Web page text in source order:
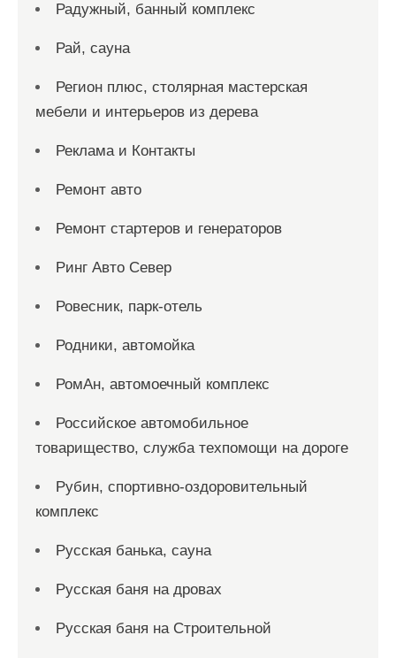
Радужный, банный комплекс
Рай, сауна
Регион плюс, столярная мастерская
мебели и интерьеров из дерева
Реклама и Контакты
Ремонт авто
Ремонт стартеров и генераторов
Ринг Авто Север
Ровесник, парк-отель
Родники, автомойка
РомАн, автомоечный комплекс
Российское автомобильное
товарищество, служба техпомощи на дороге
Рубин, спортивно-оздоровительный
комплекс
Русская банька, сауна
Русская баня на дровах
Русская баня на Строительной